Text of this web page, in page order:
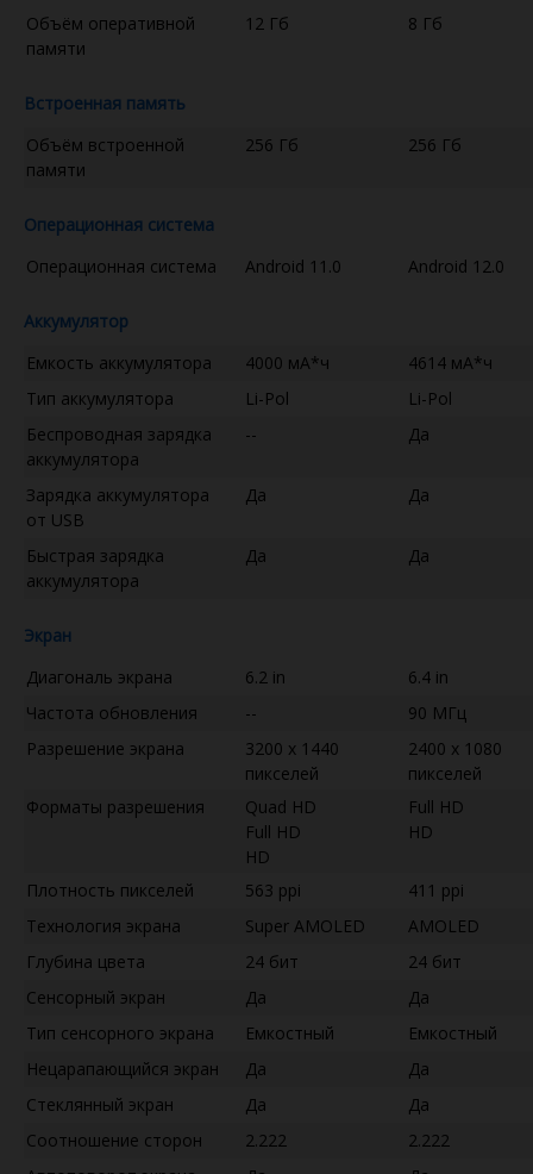
Объём оперативной
памяти
12 Гб 8 Гб
Встроенная память
Объём встроенной
памяти
256 Гб 256 Гб
Операционная система
Операционная система
Android 11.0 Android 12.0
Аккумулятор
Емкость аккумулятора
4000 мА*ч
4614 мА*ч
Тип аккумулятора
Li-Pol
Li-Pol
Беспроводная зарядка
аккумулятора
-- Да
Зарядка аккумулятора
от USB
Да Да
Быстрая зарядка
аккумулятора
Да Да
Экран
Диагональ экрана
6.2 in
6.4 in
Частота обновления
--
90 МГц
Разрешение экрана
3200 x 1440
пикселей
2400 x 1080
пикселей
Форматы разрешения
Quad HD
Full HD
HD
Full HD
HD
Плотность пикселей 563 ppi
411 ppi
Технология экрана
Super AMOLED
AMOLED
Глубина цвета
24 бит
24 бит
Сенсорный экран
Да
Да
Тип сенсорного экрана
Емкостный
Емкостный
Нецарапающийся экран
Да
Да
Стеклянный экран
Да
Да
Соотношение сторон
2.222
2.222